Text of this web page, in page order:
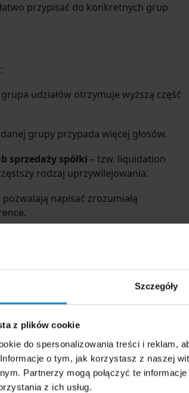
Szczegóły
z plików cookie
do spersonalizowania treści i reklam,
o tym, jak korzystasz z naszej
Partnerzy mogą połączyć te
z ich usług.
przypisać do konkretnych grup
udziałów otrzymuje wyższą część
grupy przypada więcej głosów.
sprzedaży spółki – tzw. liquidation
rodzaj uprzywilejowania.
napisać zrozumiałą
możliwość zbycia udziałów. Klasyczne
przez określony czas, liczony
w umowach pojawiają się